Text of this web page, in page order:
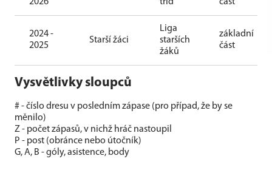
2024 -
2025
Starší žáci
Liga
starších
žáků
základní
část
Vysvětlivky sloupců
# - číslo dresu v posledním zápase (pro případ, že by se
měnilo)
Z - počet zápasů, v nichž hráč nastoupil
P - post (obránce nebo útočník)
G, A, B - góly, asistence, body